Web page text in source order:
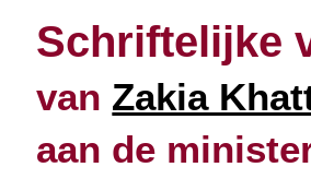
Schriftelijke
van Zakia
aan de